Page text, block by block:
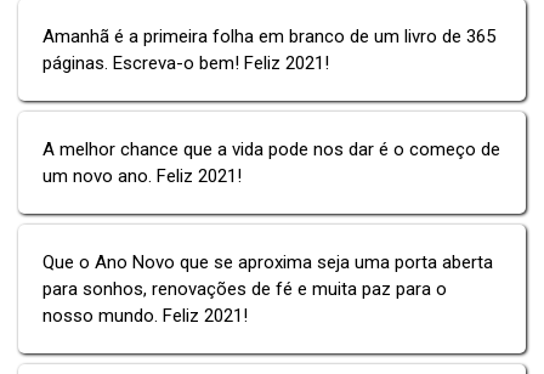
Amanhã é a primeira folha em branco de um livro de 365
páginas. Escreva-o bem! Feliz 2021!
A melhor chance que a vida pode nos dar é o começo de
um novo ano. Feliz 2021!
Que o Ano Novo que se aproxima seja uma porta aberta
para sonhos, renovações de fé e muita paz para o
nosso mundo. Feliz 2021!